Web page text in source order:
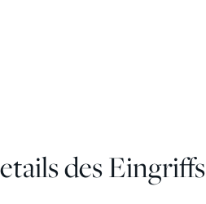
des Eingriffs